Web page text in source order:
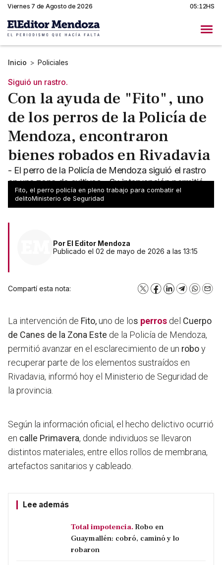
Viernes 7 de Agosto de 2026 05:12HS
Inicio > Policiales
Siguió un rastro.
Con la ayuda de "Fito", uno
de los perros de la Policía de
Mendoza, encontraron
bienes robados en Rivadavia
- El perro de la Policía de Mendoza siguió el rastro
en una zona de cultivos - Su intervención permitió
ubicar un galpón donde había objetos sustraídos
Fito, el perro policía en pleno trabajo para combatir el
delitoMinisterio de Seguridad
Por El Editor Mendoza
Publicado el 02 de mayo de 2026 a las 13:15
Compartí esta nota: X Facebook
LinkedInTelegram
La intervención de Fito,uno de los perros del Cuerpo
de Canes de la Zona Este de la Policía de Mendoza,
permitió avanzar en el esclarecimiento de un roboy
recuperar parte de los elementos sustraídos en
Rivadavia, informó hoy el Ministerio de Seguridad de
la provincia.
Según la información oficial, el hecho delictivo ocurrió
en calle Primavera, donde individuos se llevaron
distintos materiales, entre ellos rollos de membrana,
artefactos sanitarios y cableado.
Lee además
Total impotencia. Robo en
Guaymallén: cobró, caminó y lo
robaron